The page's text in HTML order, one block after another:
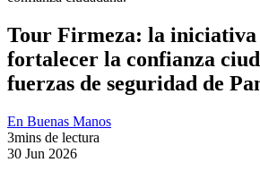
Tour Firmeza: la iniciativa
fortalecer la confianza
fuerzas de seguridad de
En Buenas Manos
3mins de lectura
30 Jun 2026